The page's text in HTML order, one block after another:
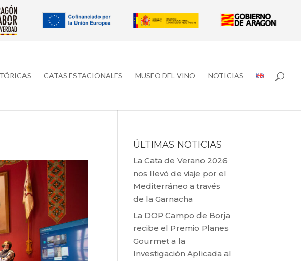
CATAS ESTACIONALES MUSEO DEL VINO NOTICIAS
ÚLTIMAS NOTICIAS
La Cata de Verano 2026
nos llevó de viaje por el
Mediterráneo a través
de la Garnacha
La DOP Campo de Borja
recibe el Premio Planes
Gourmet a la
Investigación Aplicada al